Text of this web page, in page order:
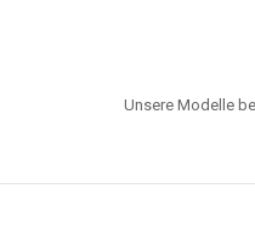
Unsere Modelle